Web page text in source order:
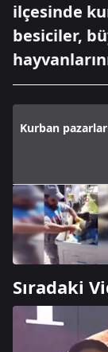
ilçesinde
besiciler,
Kurban
Sıradaki